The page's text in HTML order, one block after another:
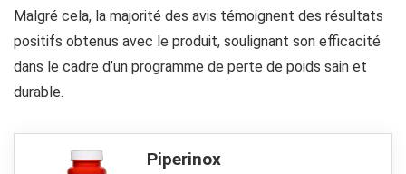
Malgré cela, la majorité des avis témoignent des résultats
positifs obtenus avec le produit, soulignant son efficacité
dans le cadre d’un programme de perte de poids sain et
durable.
Piperinox